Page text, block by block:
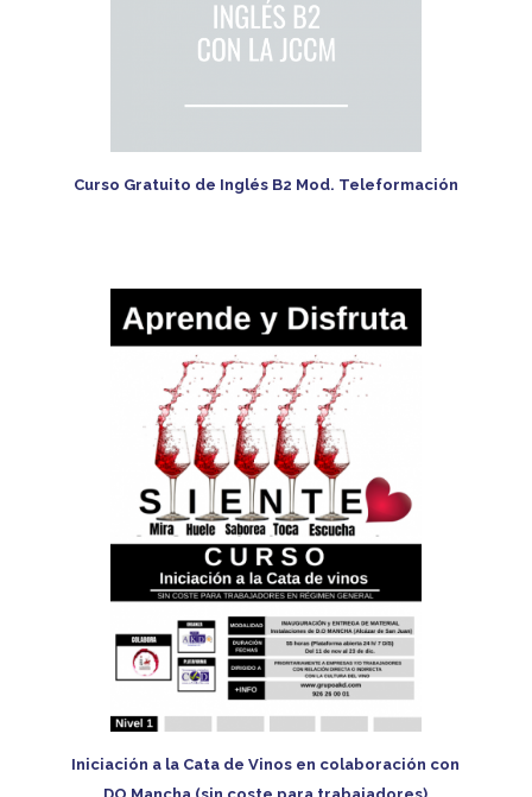
Curso Gratuito de Inglés B2 Mod. Teleformación
Iniciación a la Cata de Vinos en colaboración con